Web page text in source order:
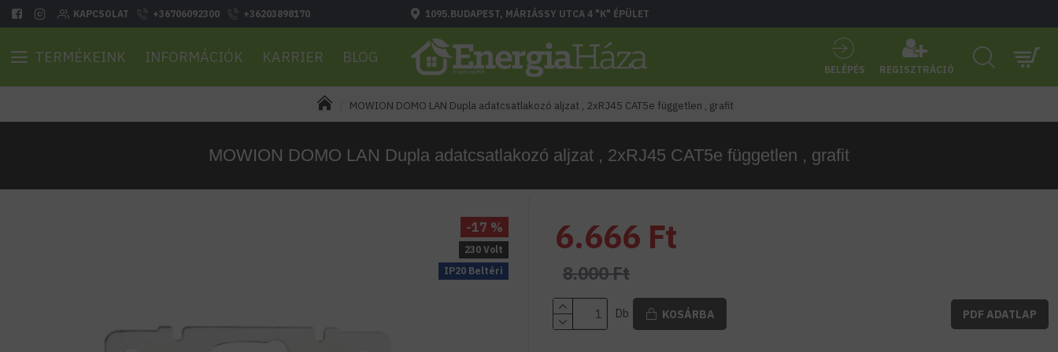
KAPCSOLAT +36706092300 +36203898170 1095.BUDAPEST, MÁRIÁSSY UTCA 4 "K" ÉPÜLET
TERMÉKEINK INFORMÁCIÓK KARRIER BLOG
BELÉPÉS REGISZTRÁCIÓ
MOWION DOMO LAN Dupla adatcsatlakozó aljzat , 2xRJ45 CAT5e független , grafit
MOWION DOMO LAN Dupla adatcsatlakozó aljzat , 2xRJ45 CAT5e független , grafit
IP20 Beltéri
230 Volt
-17 % 6.666 Ft
8.000 Ft
Db KOSÁRBA PDF ADATLAP